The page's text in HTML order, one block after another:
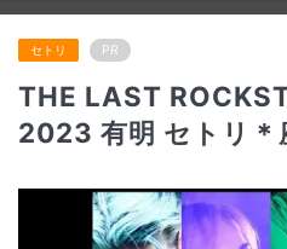
セトリ PR
THE LAST
2023 有明 セトリ＊